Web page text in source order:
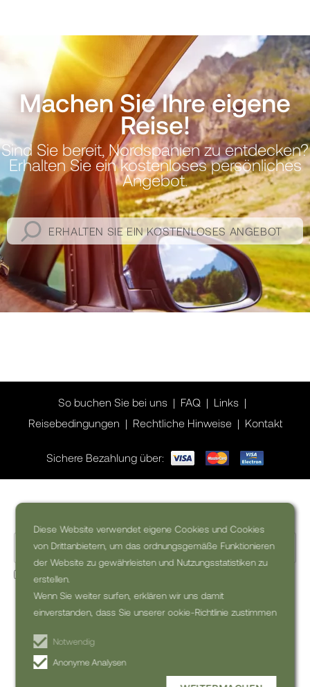
Diese Website verwendet eigene Cookies und Cookies
von Drittanbietern, um das ordnungsgemäße Funktionieren
der Website zu gewährleisten und Nutzungsstatistiken zu
erstellen.
Wenn Sie weiter surfen, erklären wir uns damit
einverstanden, dass Sie unserer ookie-Richtlinie zustimmen
Notwendig
Anonyme Analysen
Machen Sie Ihre eigene
Reise!
Sind Sie bereit, Nordspanien zu entdecken?
Erhalten Sie ein kostenloses persönliches
Angebot.
ERHALTEN SIE EIN KOSTENLOSES ANGEBOT
So buchen Sie bei uns FAQ
Links
Reisebedingungen
Rechtliche Hinweise Kontakt
Sichere Bezahlung über:
Ja, ich möchte den kommerzielle Newsletter erhalten (kann
NEWSLETTER